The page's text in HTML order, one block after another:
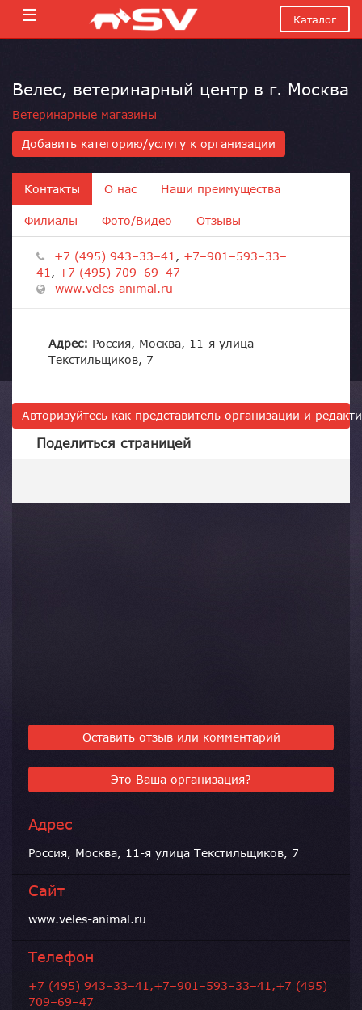
☰ Каталог
Велес, ветеринарный центр в г. Москва
Ветеринарные магазины
Добавить категорию/услугу к организации
Контакты О нас Наши преимущества
Филиалы Фото/Видео Отзывы
+7 (495) 943–33–41, +7–901–593–33–
41, +7 (495) 709–69–47
www.veles-animal.ru
Адрес: Россия, Москва, 11-я улица
Текстильщиков, 7
Авторизуйтесь как представитель организации и
Поделиться страницей
Оставить отзыв или комментарий
Это Ваша организация?
Адрес
Россия, Москва, 11-я улица Текстильщиков, 7
Сайт
www.veles-animal.ru
Телефон
+7 (495) 943–33–41,+7–901–593–33–41,+7 (495)
709–69–47